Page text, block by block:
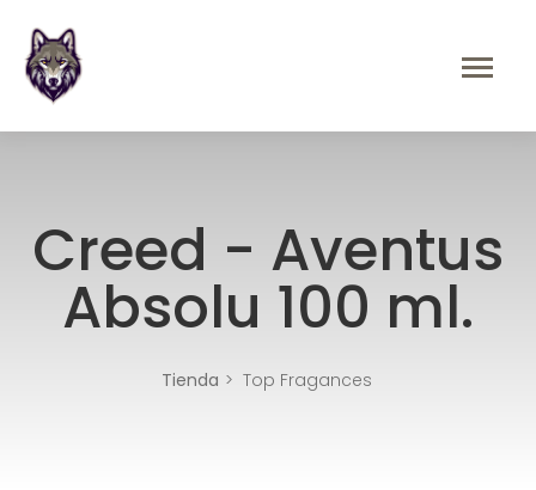
Creed - Aventus
Absolu 100 ml.
Tienda Top Fragances